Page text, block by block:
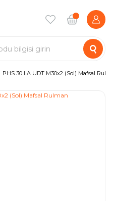
PHS 30 LA UDT M30x2 (Sol) Mafsal